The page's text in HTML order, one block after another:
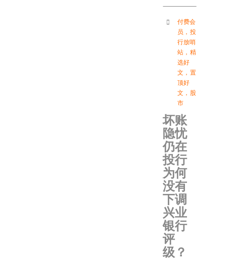
付费会
员 ， 投
行放哨
站 ， 精
选好
文 ， 置
顶好
文 ， 股
市
坏账
隐忧
仍在
投行
为何
没有
下调
兴业
银行
评
级？